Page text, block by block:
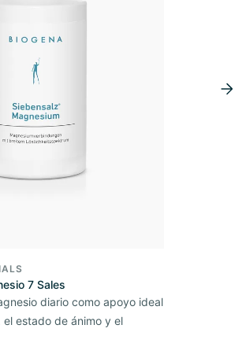
7 Sales
diario como apoyo ideal
el estado de ánimo y el